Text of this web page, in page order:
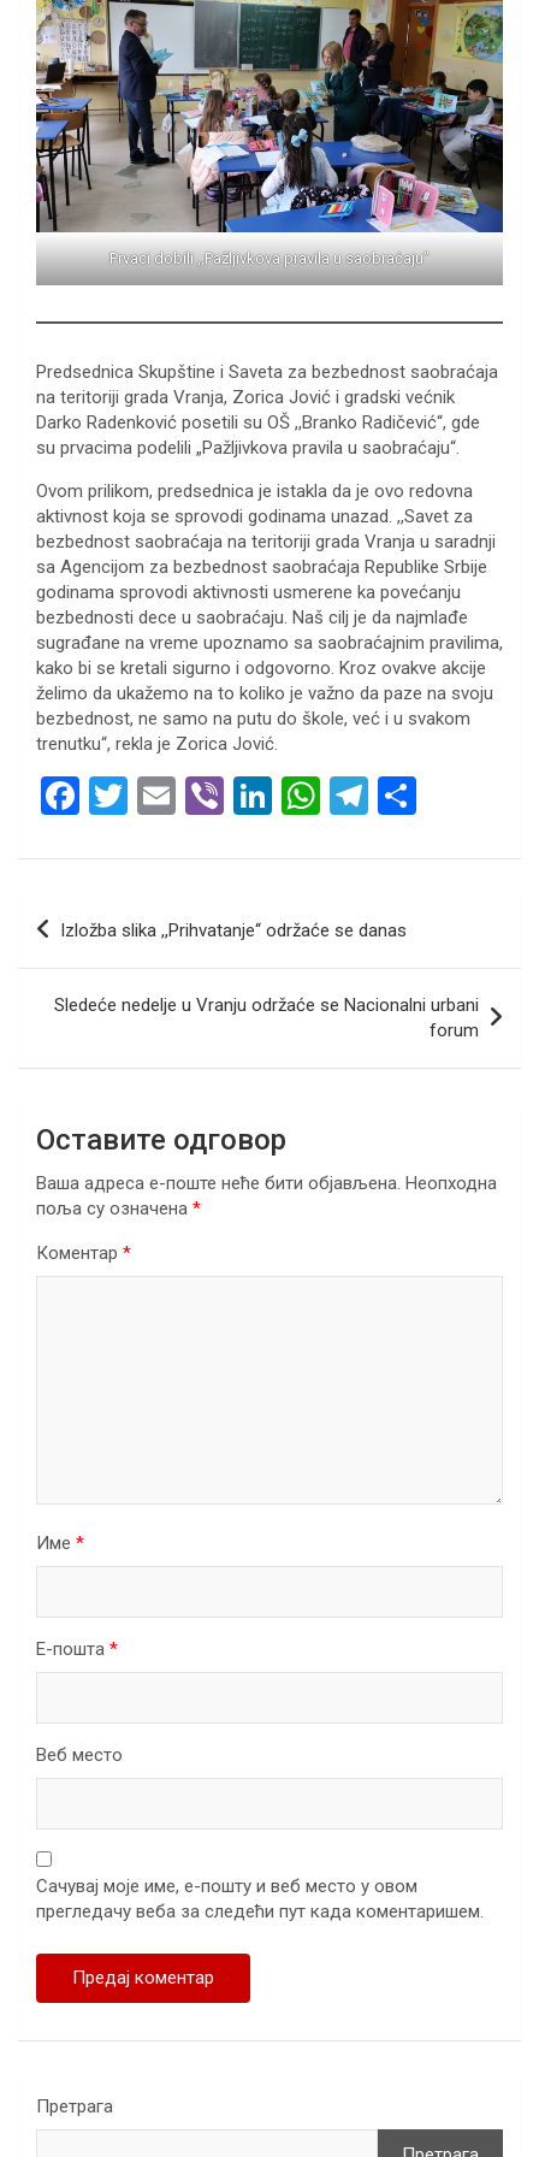
Prvaci dobili ,,Pažljivkova pravila u saobraćaju”
Predsednica Skupštine i Saveta za bezbednost saobraćaja
na teritoriji grada Vranja, Zorica Jović i gradski većnik
Darko Radenković posetili su OŠ ,,Branko Radičević“, gde
su prvacima podelili „Pažljivkova pravila u saobraćaju“.
Ovom prilikom, predsednica je istakla da je ovo redovna
aktivnost koja se sprovodi godinama unazad. ,,Savet za
bezbednost saobraćaja na teritoriji grada Vranja u saradnji
sa Agencijom za bezbednost saobraćaja Republike Srbije
godinama sprovodi aktivnosti usmerene ka povećanju
bezbednosti dece u saobraćaju. Naš cilj je da najmlađe
sugrađane na vreme upoznamo sa saobraćajnim pravilima,
kako bi se kretali sigurno i odgovorno. Kroz ovakve akcije
želimo da ukažemo na to koliko je važno da paze na svoju
bezbednost, ne samo na putu do škole, već i u svakom
trenutku“, rekla je Zorica Jović.
F
ce
b
o
o
k
T
tt
er
E
ail
Vi
er
Li
ke
dI
n
W
at
A
p
T
e
a
m
ar
Кретање
Izložba slika ,,Prihvatanje“ održaće se danas
Sledeće nedelje u Vranju održaće se Nacionalni urbani
forum
Оставите одговор
Ваша адреса е-поште неће бити објављена. Неопходна
поља су означена *
Коментар *
Име *
Е-пошта *
Веб место
Сачувај моје име, е-пошту и веб место у овом
прегледачу веба за следећи пут када коментаришем.
Претрага